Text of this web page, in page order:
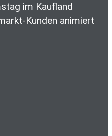
im Kaufland
Kunden animiert